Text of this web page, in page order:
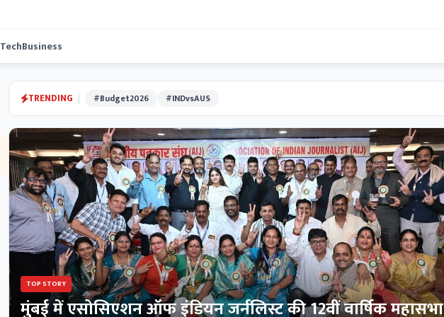
TechBusiness
TRENDING #Budget2026 #INDvsAUS
TOP STORY
मुंबई में एसोसिएशन ऑफ इंडियन जर्नलिस्ट की 12वीं वार्षिक महासभा